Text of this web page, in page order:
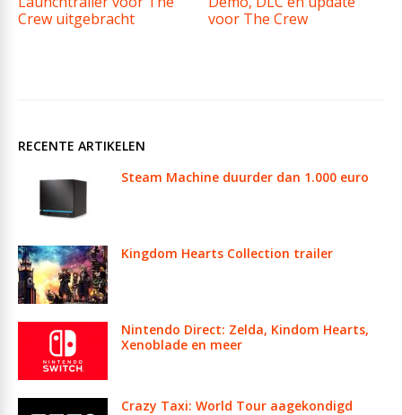
Crew uitgebracht
voor The Crew
RECENTE ARTIKELEN
Steam Machine duurder dan 1.000 euro
Kingdom Hearts Collection trailer
Nintendo Direct: Zelda, Kindom Hearts,
Xenoblade en meer
Crazy Taxi: World Tour aagekondigd